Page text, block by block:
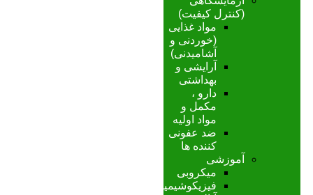
(کنترل کیفیت)
مواد غذایی
(خوردنی و
آشامیدنی)
آرایشی و
بهداشتی
دارو ،
مکمل و
مواد اولیه
ضد عفونی
کننده ها
آموزشی
میکروبی
فیزیکوشیمیایی